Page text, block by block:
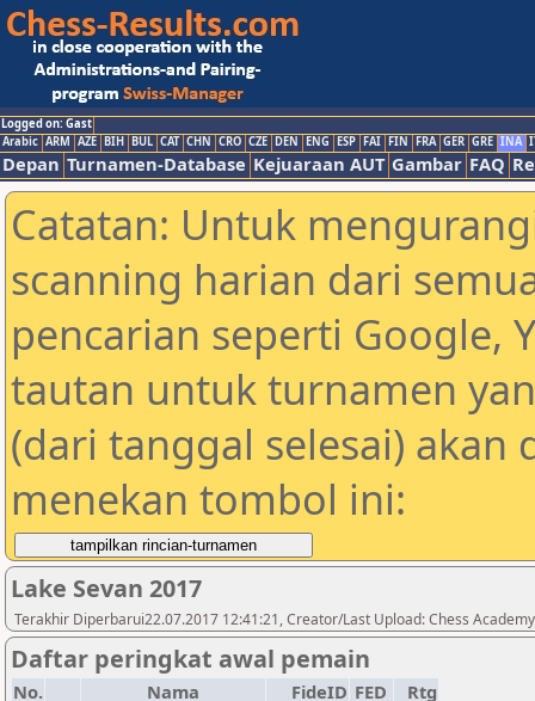
Logged on: Gast
Arabic ARM AZE BIH BUL CAT CHN CRO CZE DEN ENG ESP FAI FIN FRA GER GRE INA
Depan Turnamen-Database Kejuaraan AUT Gambar FAQ
Catatan: Untuk
scanning harian dari
pencarian seperti Google,
tautan untuk turnamen
(dari tanggal selesai) akan
menekan tombol ini:
Lake Sevan 2017
Terakhir Diperbarui22.07.2017 12:41:21, Creator/Last Upload: Chess
Daftar peringkat awal pemain
No. Nama FideID FED
Rtg